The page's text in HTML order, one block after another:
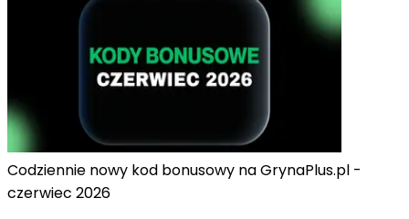
Codziennie nowy kod bonusowy na GrynaPlus.pl -
czerwiec 2026